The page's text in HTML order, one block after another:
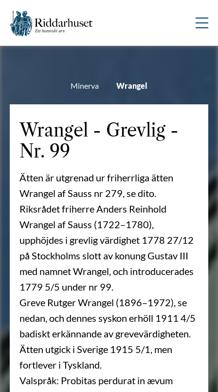
Minerva Wrangel
Wrangel - Grevlig -
Nr. 99
Ätten är utgrenad ur friherrliga ätten
Wrangel af Sauss nr 279, se dito.
Riksrådet friherre Anders Reinhold
Wrangel af Sauss (1722–1780),
upphöjdes i grevlig värdighet 1778 27/12
på Stockholms slott av konung Gustav III
med namnet Wrangel, och introducerades
1779 5/5 under nr 99.
Greve Rutger Wrangel (1896–1972), se
nedan, och dennes syskon erhöll 1911 4/5
badiskt erkännande av grevevärdigheten.
Ätten utgick i Sverige 1915 5/1, men
fortlever i Tyskland.
Valspråk: Probitas perdurat in ævum